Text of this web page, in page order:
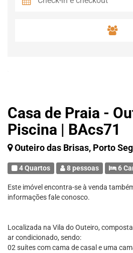
Casa de Praia -
Piscina | BAcs71
Outeiro das Brisas, Porto
4 Quartos 8 pessoas 6
Este imóvel encontra-se à venda
informações fale conosco.
Localizada na Vila do Outeiro,
ar condicionado, sendo:
02 suítes com cama de casal e uma